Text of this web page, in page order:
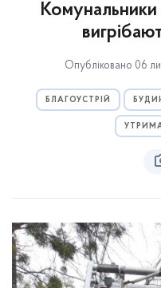
Опубліковано 06
БЛАГОУСТРІЙ